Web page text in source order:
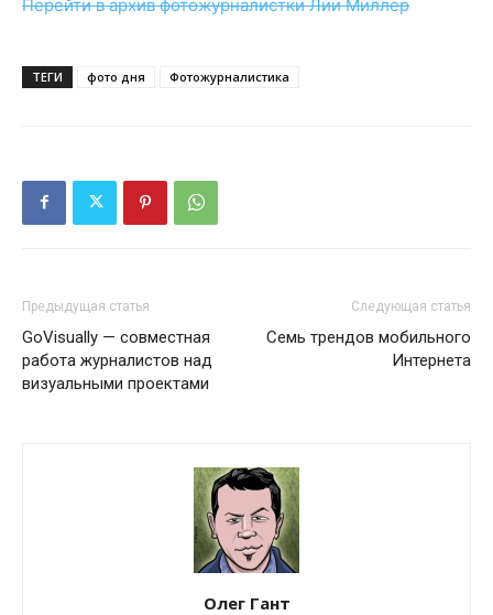
Перейти в архив фотожурналистки Лии Миллер
ТЕГИ фото дня Фотожурналистика
Предыдущая статья
GoVisually — совместная
работа журналистов над
визуальными проектами
Следующая статья
Семь трендов мобильного
Интернета
Олег Гант